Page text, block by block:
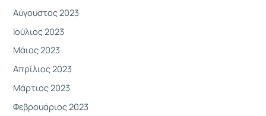
Αύγουστος 2023
Ιούλιος 2023
Μάιος 2023
Απρίλιος 2023
Μάρτιος 2023
Φεβρουάριος 2023